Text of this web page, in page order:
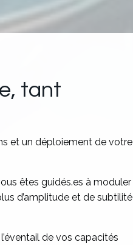
tant
et un déploiement de votre
êtes guidés.es à moduler
d’amplitude et de subtilité
de vos capacités